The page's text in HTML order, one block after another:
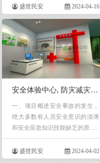
盛世民安 2024-04-16
安全体验中心, 防灾减灾社区安全体验馆项目策划
一、项目概述安全事故的发生，
绝大多数有人员安全意识的淡薄
和安全应急知识技能缺乏的原......
盛世民安 2024-04-02